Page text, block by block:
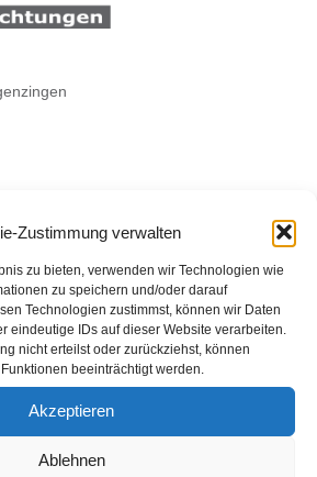
Zustimmung verwalten
zu bieten, verwenden wir Technologien wie
zu speichern und/oder darauf
Technologien zustimmst, können wir Daten
eindeutige IDs auf dieser Website verarbeiten.
nicht erteilst oder zurückziehst, können
beeinträchtigt werden.
Akzeptieren
Ablehnen
("zoranpaunovic96")